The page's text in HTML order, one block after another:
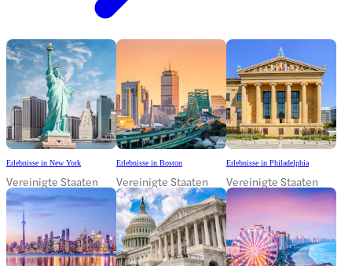
Erlebnisse in New York
Vereinigte Staaten
Erlebnisse in Boston
Vereinigte Staaten
Erlebnisse in Philadelphia
Vereinigte Staaten